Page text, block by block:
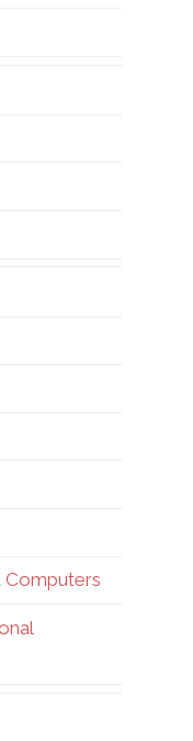
Computers